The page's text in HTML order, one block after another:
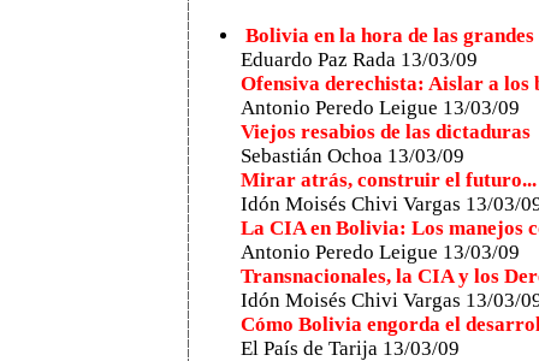
Bolivia en la hora de las grandes
Eduardo Paz Rada 13/03/09
Ofensiva derechista: Aislar a los
Antonio Peredo Leigue 13/03/09
Viejos resabios de las dictaduras
Sebastián Ochoa 13/03/09
Mirar atrás, construir el futuro...
Idón Moisés Chivi Vargas 13/03/
La CIA en Bolivia: Los manejos
Antonio Peredo Leigue 13/03/09
Transnacionales, la CIA y los
Idón Moisés Chivi Vargas 13/03/
Cómo Bolivia engorda el
El País de Tarija 13/03/09